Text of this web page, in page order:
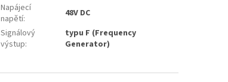
Napájecí
napětí:
48V DC
Signálový
výstup:
typu F (Frequency
Generator)